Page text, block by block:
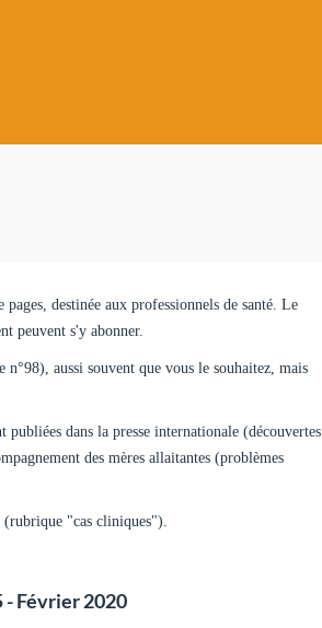
destinée aux professionnels de santé. Le
peuvent s'y abonner.
aussi souvent que vous le souhaitez, mais
dans la presse internationale (découvertes
des mères allaitantes (problèmes
"cas cliniques").
- Février 2020